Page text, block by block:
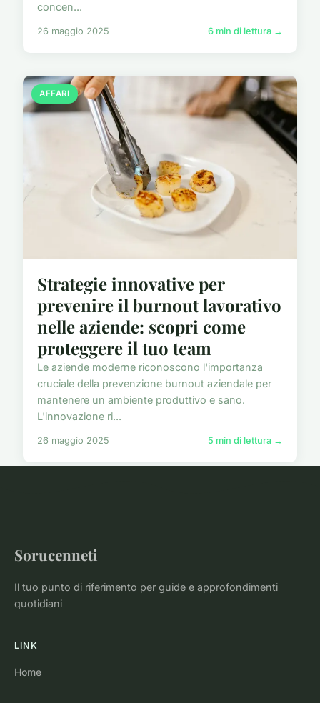
concen...
26 maggio 2025 6 min di lettura →
AFFARI
Strategie innovative per
prevenire il burnout lavorativo
nelle aziende: scopri come
proteggere il tuo team
Le aziende moderne riconoscono l'importanza
cruciale della prevenzione burnout aziendale per
mantenere un ambiente produttivo e sano.
L'innovazione ri...
26 maggio 2025 5 min di lettura →
Sorucenneti
Il tuo punto di riferimento per guide e approfondimenti
quotidiani
LINK
Home